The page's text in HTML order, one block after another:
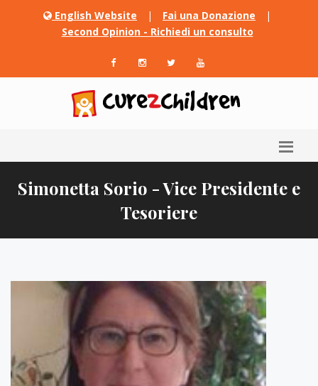
English Website | Fai una Donazione
|
Second Opinion - Richiedi un consulto
Simonetta Sorio - Vice Presidente e
Tesoriere